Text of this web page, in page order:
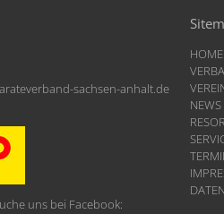
sachsen-anhalt.de
uns bei Facebook:
HOME
NEWS